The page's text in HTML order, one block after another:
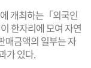
개최하는「외국인
한자리에 모여 자연
매금액의 일부는 자
가 있다.